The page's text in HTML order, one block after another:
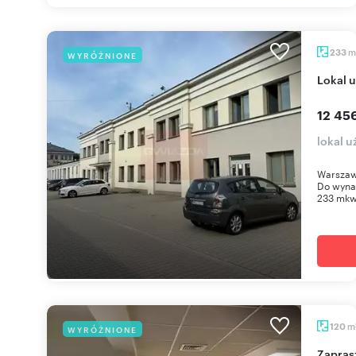
WYRÓŻNIONE 233 m
Lokal
12
lokal
Do
233
WYRÓŻNIONE 120 m